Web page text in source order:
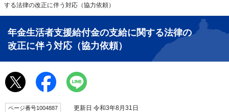
する法律の改正に伴う対応（協力依頼）
年金生活者支援給付金の支給に関する法律の
改正に伴う対応（協力依頼）
ページ番号1004887 更新日 令和3年8月31日